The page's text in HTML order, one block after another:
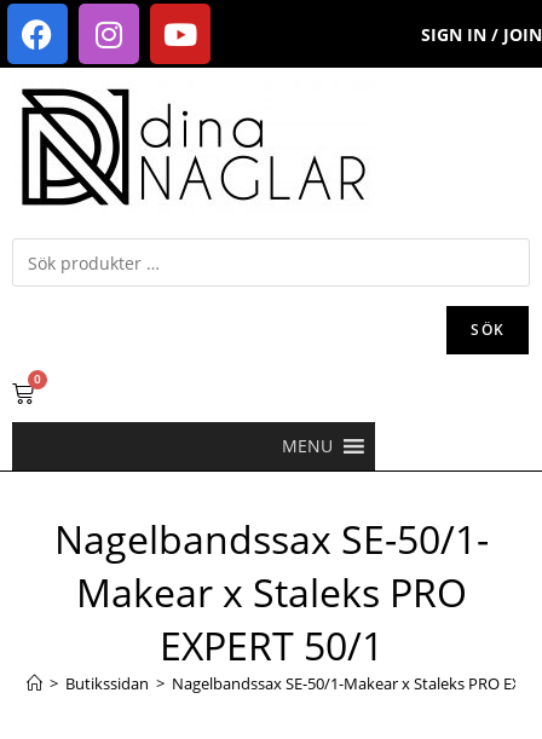
SIGN IN / JOIN
SÖK
0
MENU
Nagelbandssax SE-50/1-
Makear x Staleks PRO
EXPERT 50/1
> Butikssidan > Nagelbandssax SE-50/1-Makear x Staleks PRO